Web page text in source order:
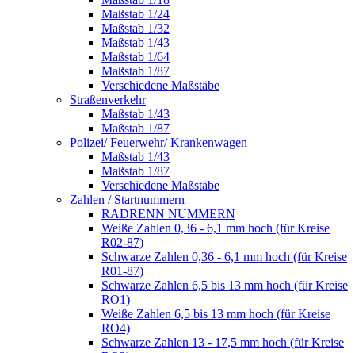
Maßstab 1/24
Maßstab 1/32
Maßstab 1/43
Maßstab 1/64
Maßstab 1/87
Verschiedene Maßstäbe
Straßenverkehr
Maßstab 1/43
Maßstab 1/87
Polizei/ Feuerwehr/ Krankenwagen
Maßstab 1/43
Maßstab 1/87
Verschiedene Maßstäbe
Zahlen / Startnummern
RADRENN NUMMERN
Weiße Zahlen 0,36 - 6,1 mm hoch (für Kreise
R02-87)
Schwarze Zahlen 0,36 - 6,1 mm hoch (für Kreise
R01-87)
Schwarze Zahlen 6,5 bis 13 mm hoch (für Kreise
RO1)
Weiße Zahlen 6,5 bis 13 mm hoch (für Kreise
RO4)
Schwarze Zahlen 13 - 17,5 mm hoch (für Kreise